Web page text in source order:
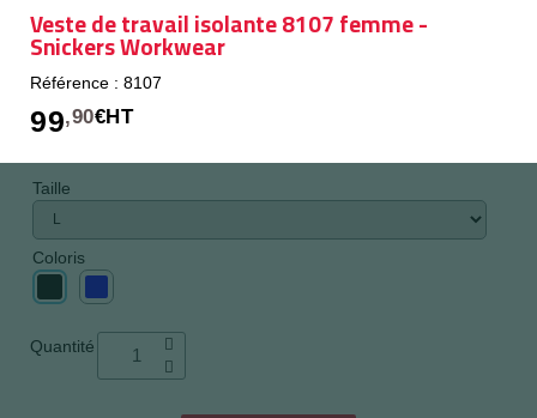
Veste de travail isolante 8107 femme -
Snickers Workwear
Référence : 8107
99,90€HT
Taille
Coloris
Quantité